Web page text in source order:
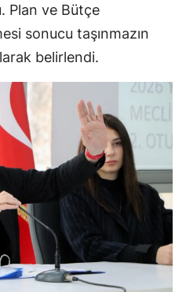
Plan ve Bütçe
sonucu taşınmazın
belirlendi.